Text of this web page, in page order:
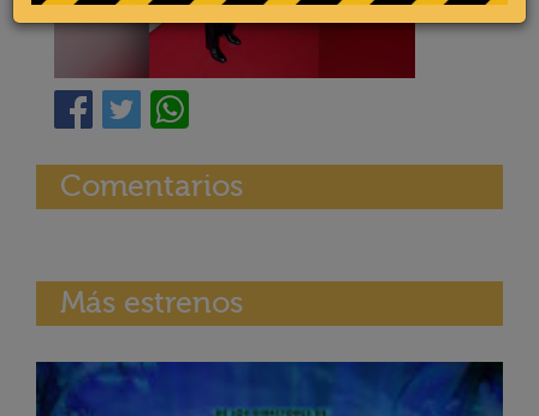
Comentarios
Más estrenos